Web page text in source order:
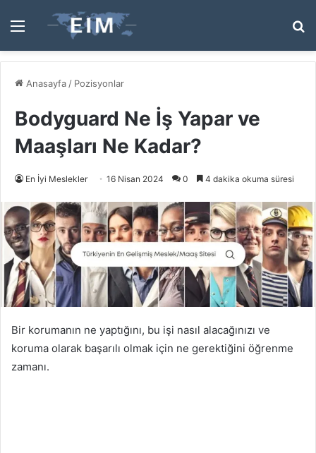
Menü
...
Anasayfa / Pozisyonlar
Bodyguard Ne İş Yapar ve
Maaşları Ne Kadar?
En İyi Meslekler 16 Nisan 2024 0 4 dakika okuma süresi
Bir korumanın ne yaptığını, bu işi nasıl alacağınızı ve
koruma olarak başarılı olmak için ne gerektiğini öğrenme
zamanı.